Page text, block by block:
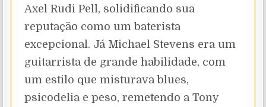
Axel Rudi Pell, solidificando sua
reputação como um baterista
excepcional. Já Michael Stevens era um
guitarrista de grande habilidade, com
um estilo que misturava blues,
psicodelia e peso, remetendo a Tony